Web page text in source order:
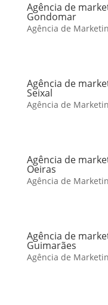
Agência de
Gondomar
Agência de
Agência de
Seixal
Agência de
Agência de
Oeiras
Agência de
Agência de
Guimarães
Agência de